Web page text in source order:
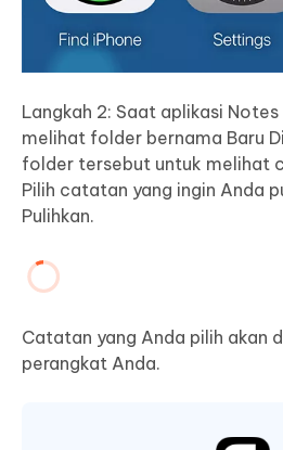
Langkah 2: Saat aplikasi
melihat folder bernama Baru
folder tersebut untuk melihat
Pilih catatan yang ingin Anda
Pulihkan.
Catatan yang Anda pilih akan
perangkat Anda.